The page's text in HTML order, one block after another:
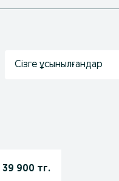
Сізге ұсынылғандар
39 900 тг.